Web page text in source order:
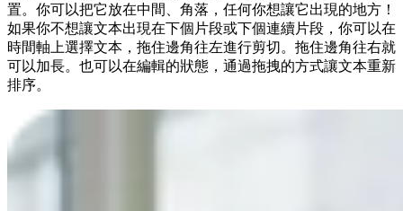
置。你可以把它放在中間、角落，任何你想讓它出現的地方！
如果你不想讓文本出現在下個片段或下個連續片段，你可以在
時間軸上選擇文本，拖住邊角往左進行剪切。拖住邊角往右就
可以加長。也可以在編輯的狀態，通過拖拽的方式讓文本重新
排序。